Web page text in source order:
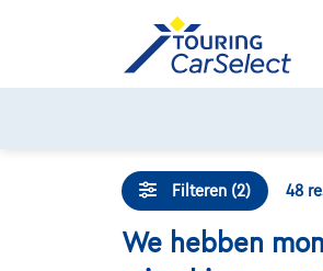
Filteren (2) 48
We hebben